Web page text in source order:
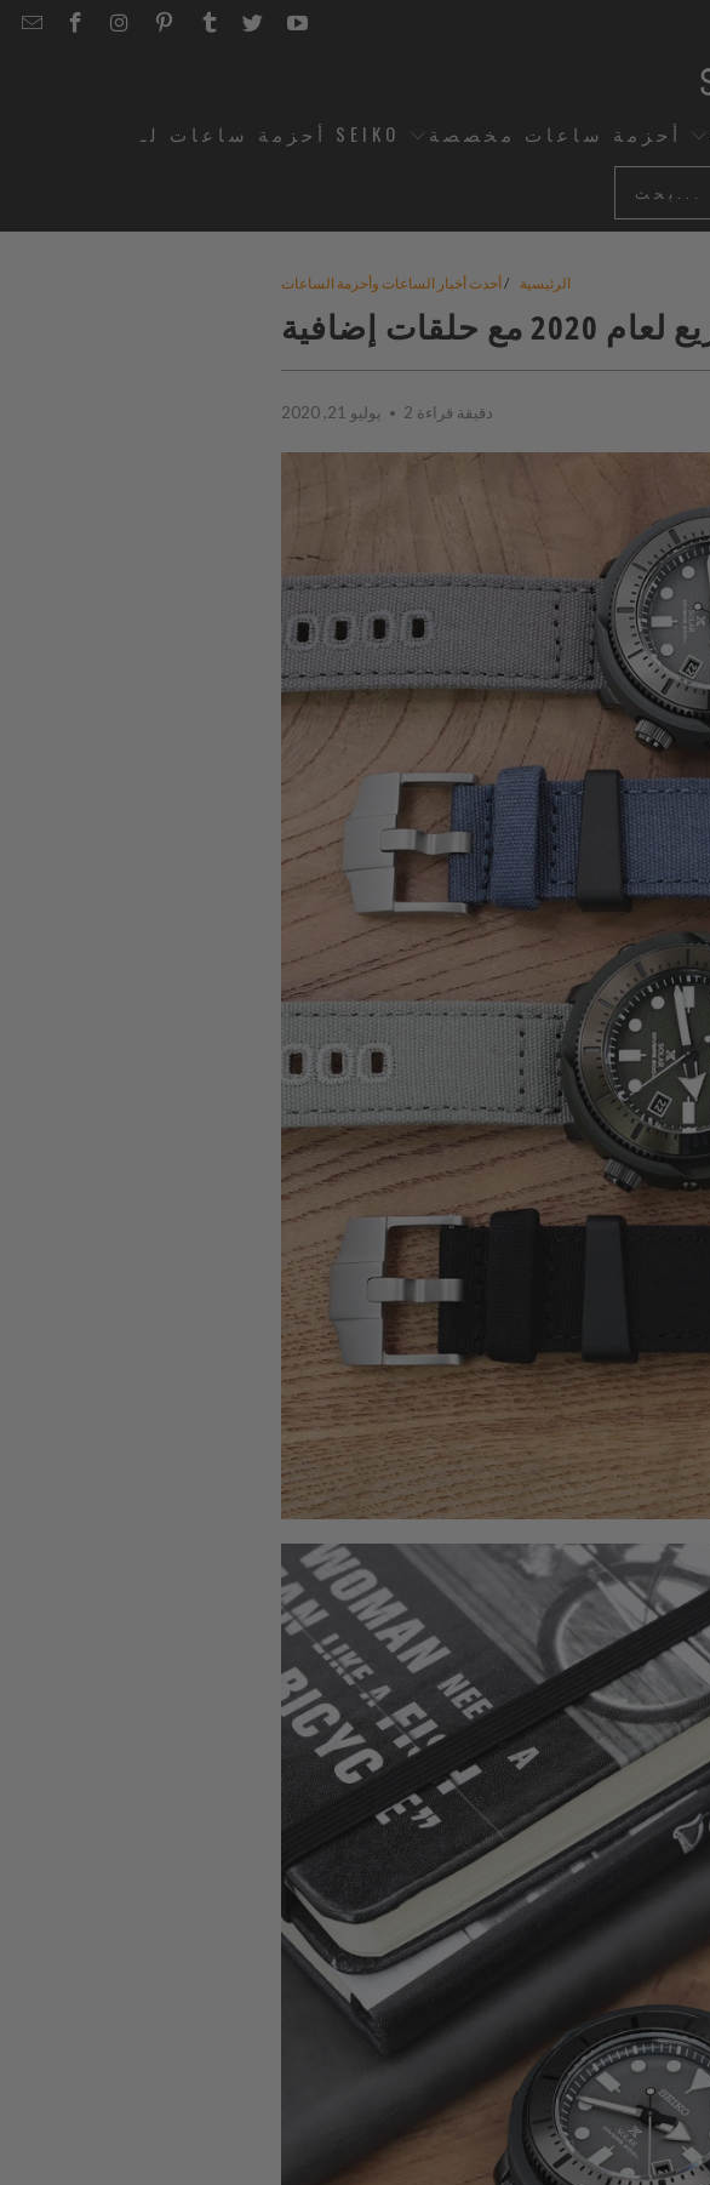
EMAILSTRAPCODE
STRAPCODE
STRAPCODE
STRAPCODE
STRAPCODE
TWITTER
STRAPCODE
YOUTUBE
أحزمة ساعات لـ SEIKO أحزمة ساعات مخصصة
الرئيسية /أحدث أخبار الساعات وأحزمة الساعات
يوليو 21, 2020 2 دقيقة قراءة